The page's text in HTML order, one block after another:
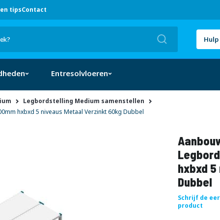
tipsContact
Hulp
Entresolvloeren
Legbordstelling Medium samenstellen
hxbxd 5 niveaus Metaal Verzinkt 60kg Dubbel
hxbxd
Dubbel
Schrijf de
product